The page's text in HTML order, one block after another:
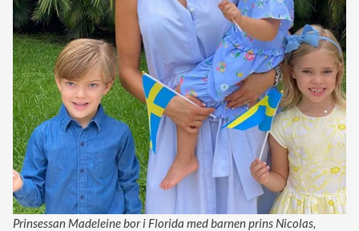
Prinsessan Madeleine bor i Florida med barnen prins Nicolas,